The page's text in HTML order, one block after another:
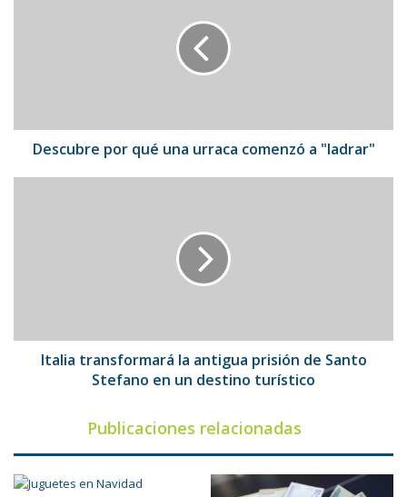
Descubre por qué una urraca comenzó a "ladrar"
en
Italia transformará la antigua prisión de Santo
Stefano en un destino turístico
Publicaciones relacionadas